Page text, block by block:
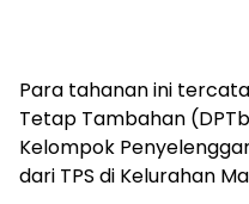
Para tahanan ini
Tetap Tambahan
Kelompok
dari TPS di Kelurahan